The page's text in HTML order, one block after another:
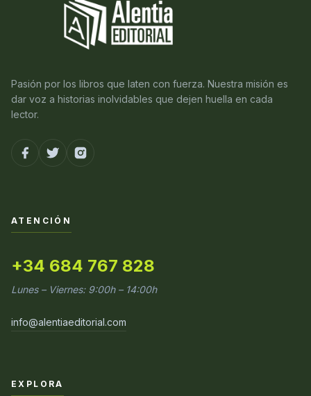
Pasión por los libros que laten con fuerza. Nuestra misión es
dar voz a historias inolvidables que dejen huella en cada
lector.
ATENCIÓN
+34 684 767 828
Lunes – Viernes: 9:00h – 14:00h
info@alentiaeditorial.com
EXPLORA